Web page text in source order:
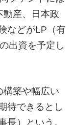
産、日本政
などがLP（有
出資を予定し
築や幅広い
待できるとし
長）という。